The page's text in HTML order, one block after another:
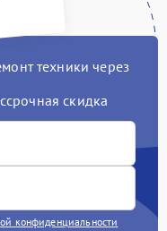
техники через
скидка
конфиденциальности